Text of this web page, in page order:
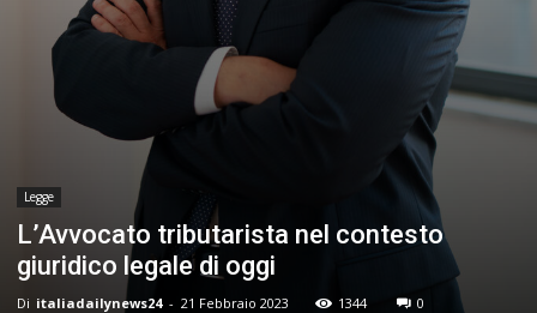
Legge
L’Avvocato tributarista nel contesto
giuridico legale di oggi
Di italiadailynews24 - 21 Febbraio 2023 1344 0